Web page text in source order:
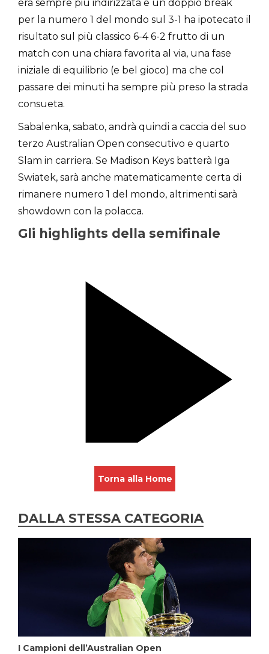
era sempre più indirizzata e un doppio break
per la numero 1 del mondo sul 3-1 ha ipotecato il
risultato sul più classico 6-4 6-2 frutto di un
match con una chiara favorita al via, una fase
iniziale di equilibrio (e bel gioco) ma che col
passare dei minuti ha sempre più preso la strada
consueta.
Sabalenka, sabato, andrà quindi a caccia del suo
terzo Australian Open consecutivo e quarto
Slam in carriera. Se Madison Keys batterà Iga
Swiatek, sarà anche matematicamente certa di
rimanere numero 1 del mondo, altrimenti sarà
showdown con la polacca.
Gli highlights della semifinale
Torna alla Home
DALLA STESSA CATEGORIA
I Campioni dell’Australian Open